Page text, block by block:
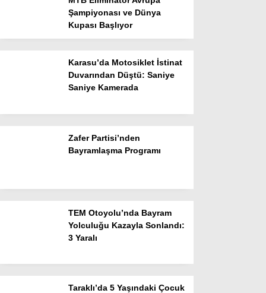
Tarihi Anlayalım
Belediyeler
Esnaf
Teknoloji
Şampiyonası ve Dünya
Kupası Başlıyor
Karasu’da Motosiklet İstinat
Duvarından Düştü: Saniye
Saniye Kamerada
Zafer Partisi’nden
Bayramlaşma Programı
TEM Otoyolu’nda Bayram
Yolculuğu Kazayla Sonlandı:
3 Yaralı
Taraklı’da 5 Yaşındaki Çocuk